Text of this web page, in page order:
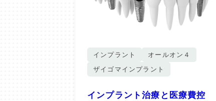
インプラント
オールオン４
ザイゴマインプラント
インプラント治療と医療費控